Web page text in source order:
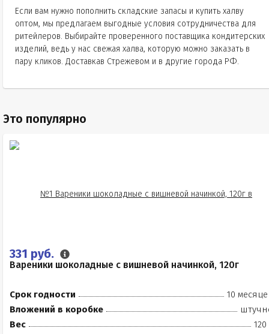
Если вам нужно пополнить складские запасы и купить халву
оптом, мы предлагаем выгодные условия сотрудничества для
ритейлеров. Выбирайте проверенного поставщика кондитерских
изделий, ведь у нас свежая халва, которую можно заказать в
пару кликов. Доставкав Стрежевом и в другие города РФ.
Это популярно
331 руб.
Вареники шоколадные с вишневой начинкой, 120г
Срок годности
10
Вложений в коробке
Вес
120